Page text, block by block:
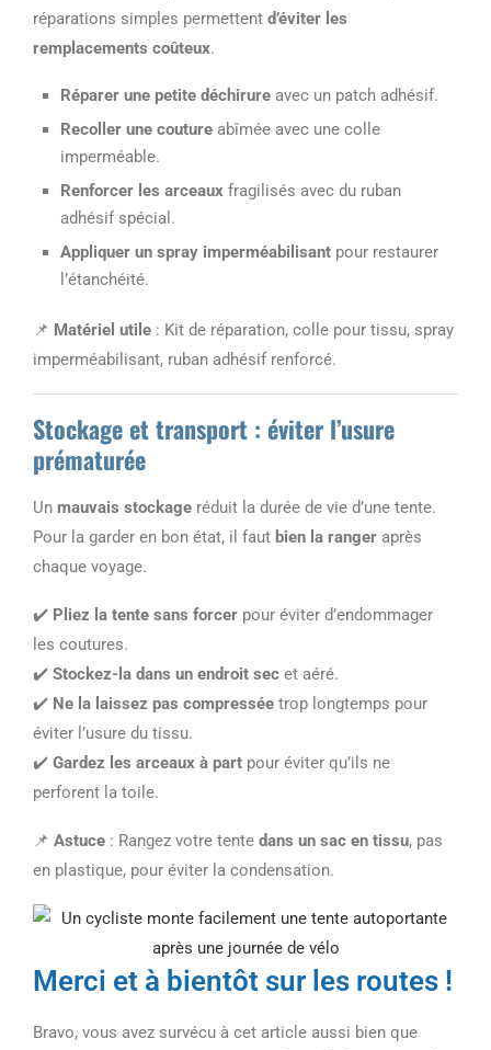
réparations simples permettent d’éviter les
remplacements coûteux.
Réparer une petite déchirure avec un patch adhésif.
Recoller une couture abîmée avec une colle
imperméable.
Renforcer les arceaux fragilisés avec du ruban
adhésif spécial.
Appliquer un spray imperméabilisant pour restaurer
l’étanchéité.
📌 Matériel utile : Kit de réparation, colle pour tissu, spray
imperméabilisant, ruban adhésif renforcé.
Stockage et transport : éviter l’usure
prématurée
Un mauvais stockage réduit la durée de vie d’une tente.
Pour la garder en bon état, il faut bien la ranger après
chaque voyage.
✔️ Pliez la tente sans forcer pour éviter d’endommager
les coutures.
✔️ Stockez-la dans un endroit sec et aéré.
✔️ Ne la laissez pas compressée trop longtemps pour
éviter l’usure du tissu.
✔️ Gardez les arceaux à part pour éviter qu’ils ne
perforent la toile.
📌 Astuce : Rangez votre tente dans un sac en tissu, pas
en plastique, pour éviter la condensation.
Merci et à bientôt sur les routes !
Bravo, vous avez survécu à cet article aussi bien que